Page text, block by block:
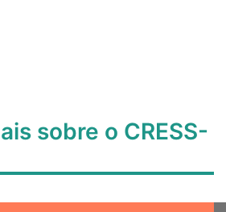
sobre o CRESS-